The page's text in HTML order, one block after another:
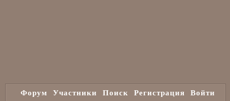
Форум Участники Поиск Регистрация Войти